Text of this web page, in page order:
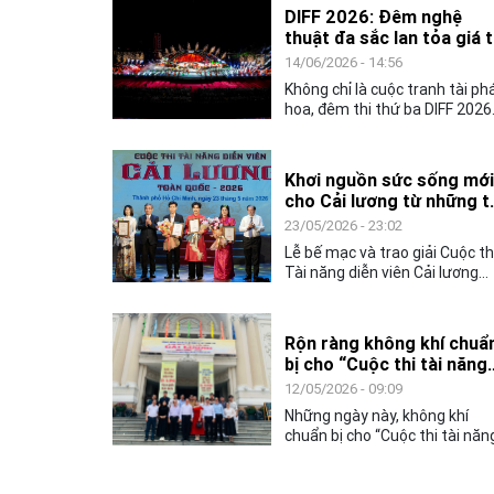
DIFF 2026: Đêm nghệ
thuật đa sắc lan tỏa giá
văn hóa toàn cầu
14/06/2026 - 14:56
Không chỉ là cuộc tranh tài
hoa, đêm thi thứ ba DIFF 2026
trò của văn hóa như nhịp cầu
kết nối cộng đồng và các quốc
gia.
Khơi nguồn sức sống mới
cho Cải lương từ những
năng trẻ
23/05/2026 - 23:02
Lễ bế mạc và trao giải Cuộc
Tài năng diễn viên Cải lương
nổi của các nghệ sĩ trẻ, mà còn
mở ra nhiều kỳ vọng về hành
trình tiếp nối, gìn giữ và làm
nghệ thuật Cải lương trong đời
sống đương đại.
Rộn ràng không khí
bị cho “Cuộc thi tài năng
diễn viên Cải lương toàn
quốc - 2026”
12/05/2026 - 09:09
Những ngày này, không khí
chuẩn bị cho “Cuộc thi tài